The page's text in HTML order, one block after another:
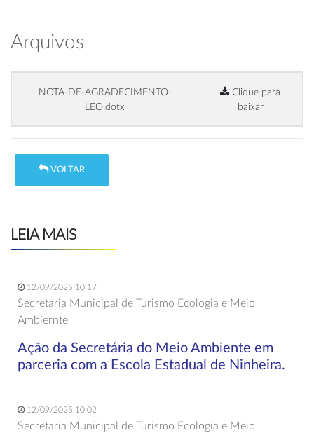
Arquivos
NOTA-DE-AGRADECIMENTO-
LEO.dotx
Clique para
baixar
VOLTAR
LEIA MAIS
12/09/2025 10:17
Secretaria Municipal de Turismo Ecologia e Meio
Ambiernte
Ação da Secretária do Meio Ambiente em
parceria com a Escola Estadual de Ninheira.
12/09/2025 10:02
Secretaria Municipal de Turismo Ecologia e Meio